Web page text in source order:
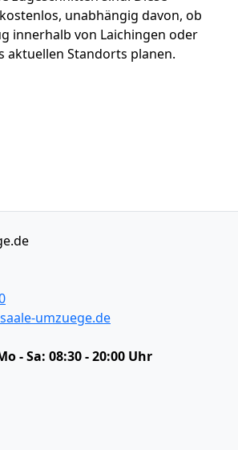
unabhängig davon, ob
innerhalb von Laichingen oder
aktuellen Standorts planen.
umzuege.de
- Sa: 08:30 - 20:00 Uhr